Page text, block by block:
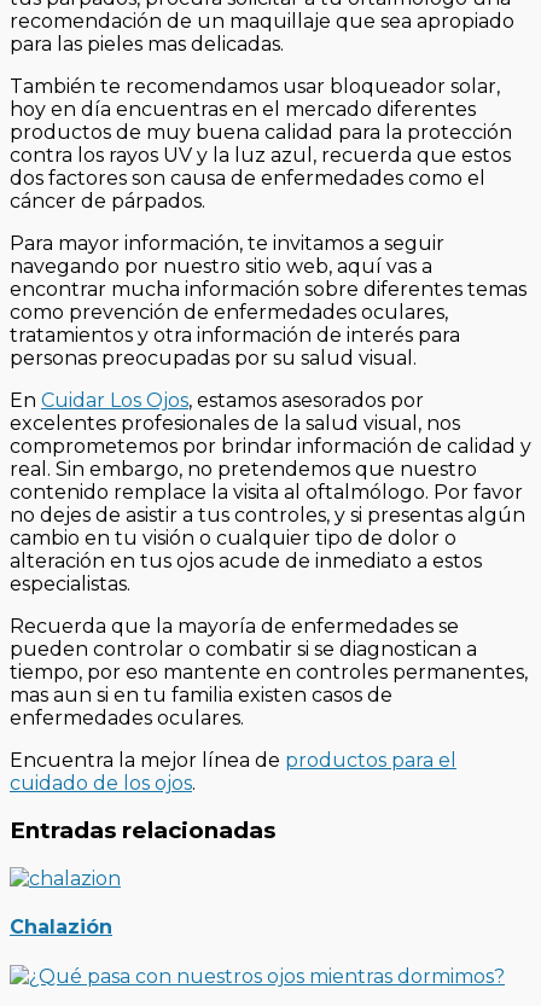
recomendación de un maquillaje que sea apropiado
para las pieles mas delicadas.
También te recomendamos usar bloqueador solar,
hoy en día encuentras en el mercado diferentes
productos de muy buena calidad para la protección
contra los rayos UV y la luz azul, recuerda que estos
dos factores son causa de enfermedades como el
cáncer de párpados.
Para mayor información, te invitamos a seguir
navegando por nuestro sitio web, aquí vas a
encontrar mucha información sobre diferentes temas
como prevención de enfermedades oculares,
tratamientos y otra información de interés para
personas preocupadas por su salud visual.
En Cuidar Los Ojos, estamos asesorados por
excelentes profesionales de la salud visual, nos
comprometemos por brindar información de calidad y
real. Sin embargo, no pretendemos que nuestro
contenido remplace la visita al oftalmólogo. Por favor
no dejes de asistir a tus controles, y si presentas algún
cambio en tu visión o cualquier tipo de dolor o
alteración en tus ojos acude de inmediato a estos
especialistas.
Recuerda que la mayoría de enfermedades se
pueden controlar o combatir si se diagnostican a
tiempo, por eso mantente en controles permanentes,
mas aun si en tu familia existen casos de
enfermedades oculares.
Encuentra la mejor línea de productos para el
cuidado de los ojos.
Entradas relacionadas
Chalazión